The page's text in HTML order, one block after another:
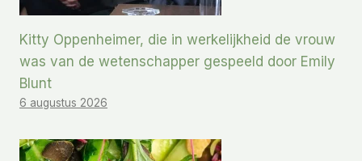
Kitty Oppenheimer, die in werkelijkheid de vrouw
was van de wetenschapper gespeeld door Emily
Blunt
6 augustus 2026